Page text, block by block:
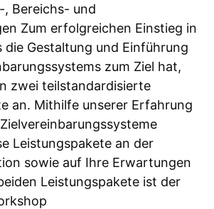
Bereichs- und
Zum erfolgreichen Einstieg in
die Gestaltung und Einführung
zum Ziel hat,
zwei teilstandardisierte
an. Mithilfe unserer Erfahrung
Leistungspakete an der
sowie auf Ihre Erwartungen
Leistungspakete ist der